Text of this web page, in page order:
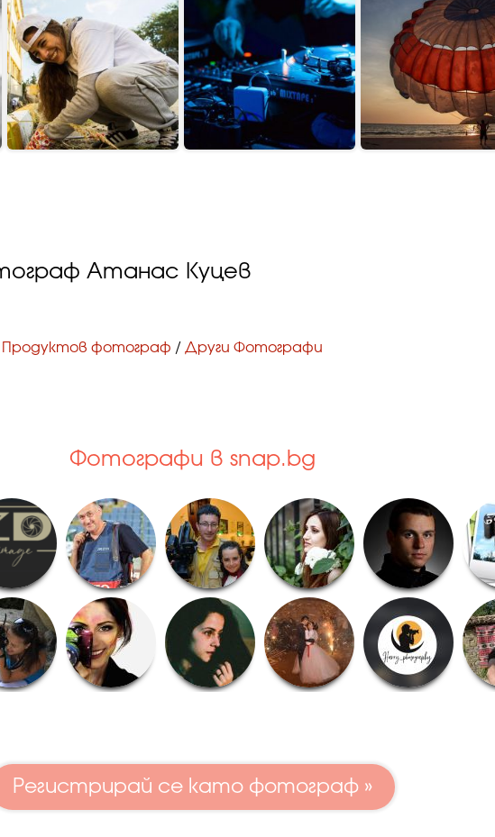
Атанас Куцев
Продуктов фотограф / Други Фотографи
Фотографи в snap.bg
Регистрирай се като фотограф »